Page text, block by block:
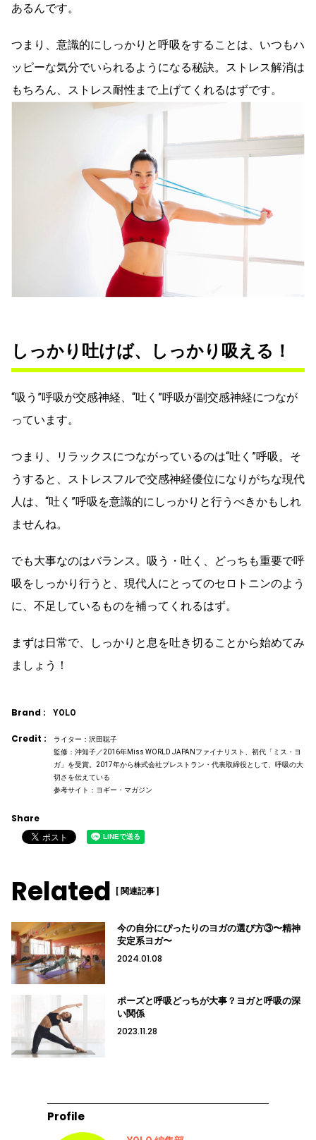
あるんです。
つまり、意識的にしっかりと呼吸をすることは、いつもハ
ッピーな気分でいられるようになる秘訣。ストレス解消は
もちろん、ストレス耐性まで上げてくれるはずです。
しっかり吐けば、しっかり吸える！
“吸う”呼吸が交感神経、“吐く”呼吸が副交感神経につなが
っています。
つまり、リラックスにつながっているのは“吐く”呼吸。そ
うすると、ストレスフルで交感神経優位になりがちな現代
人は、“吐く”呼吸を意識的にしっかりと行うべきかもしれ
ませんね。
でも大事なのはバランス。吸う・吐く、どっちも重要で呼
吸をしっかり行うと、現代人にとってのセロトニンのよう
に、不足しているものを補ってくれるはず。
まずは日常で、しっかりと息を吐き切ることから始めてみ
ましょう！
Brand : YOLO
Credit :
ライター：沢田聡子
監修：沖知子／2016年Miss WORLD JAPANファイナリスト、初代「ミス・ヨ
ガ」を受賞。2017年から株式会社ブレストラン・代表取締役として、呼吸の大
切さを伝えている
参考サイト：ヨギー・マガジン
Share
Related [ 関連記事 ]
今の自分にぴったりのヨガの選び方③〜精神
安定系ヨガ〜
2024.01.08
ポーズと呼吸どっちが大事？ヨガと呼吸の深
い関係
2023.11.28
Profile